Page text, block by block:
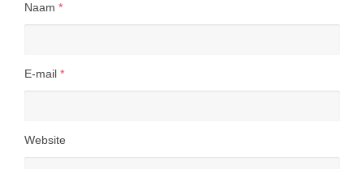
Naam *
E-mail *
Website